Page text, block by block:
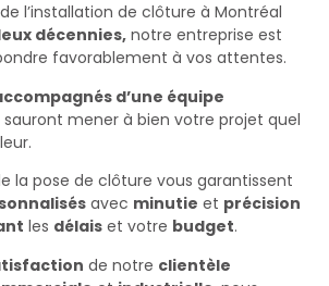
l’installation de clôture à Montréal
décennies,notre entreprise est
favorablement à vos attentes.
d’une équipe
sauront mener à bien votre projet quel
la pose de clôture vous garantissent
avec minutie et précision
les délais et votre budget.
de notre clientèle